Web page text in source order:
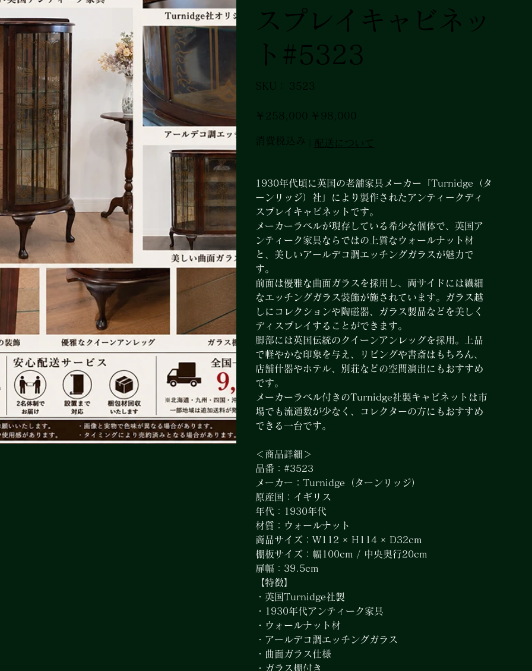
スプレイキャビネッ
ト#5323
SKU：
3523
3523
の
￥258,000
ー
格
￥98,000
消費税込み 配送について
1930年代頃に英国の老舗家具メーカー「Turnidge（タ
ーンリッジ）社」により製作されたアンティークディ
スプレイキャビネットです。
メーカーラベルが現存している希少な個体で、英国ア
ンティーク家具ならではの上質なウォールナット材
と、美しいアールデコ調エッチングガラスが魅力で
す。
前面は優雅な曲面ガラスを採用し、両サイドには繊細
なエッチングガラス装飾が施されています。ガラス越
しにコレクションや陶磁器、ガラス製品などを美しく
ディスプレイすることができます。
脚部には英国伝統のクイーンアンレッグを採用。上品
で軽やかな印象を与え、リビングや書斎はもちろん、
店舗什器やホテル、別荘などの空間演出にもおすすめ
です。
メーカーラベル付きのTurnidge社製キャビネットは市
場でも流通数が少なく、コレクターの方にもおすすめ
できる一台です。
＜商品詳細＞
品番：#3523
メーカー：Turnidge（ターンリッジ）
原産国：イギリス
年代：1930年代
材質：ウォールナット
商品サイズ：W112 × H114 × D32cm
棚板サイズ：幅100cm / 中央奥行20cm
扉幅：39.5cm
【特徴】
・英国Turnidge社製
・1930年代アンティーク家具
・ウォールナット材
・アールデコ調エッチングガラス
・曲面ガラス仕様
・ガラス棚付き